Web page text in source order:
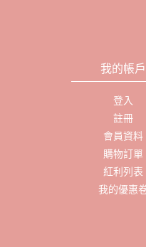
我的帳戶
登入
註冊
會員資料
購物訂單
紅利列表
我的優惠